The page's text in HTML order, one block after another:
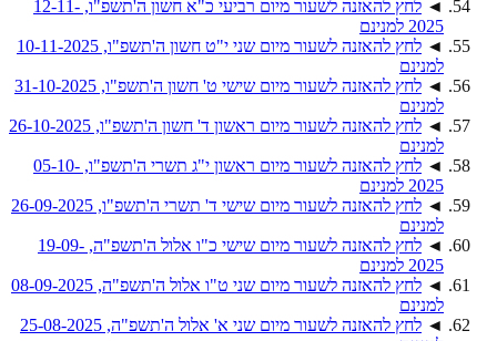
◄
לחץ להאזנה לשעור מיום רביעי כ"א חשון ה'תשפ"ו, 12-11-
2025 למנינם
◄
לחץ להאזנה לשעור מיום שני י"ט חשון ה'תשפ"ו, 10-11-2025
למנינם
◄
לחץ להאזנה לשעור מיום שישי ט' חשון ה'תשפ"ו, 31-10-2025
למנינם
◄
לחץ להאזנה לשעור מיום ראשון ד' חשון ה'תשפ"ו, 26-10-2025
למנינם
◄
לחץ להאזנה לשעור מיום ראשון י"ג תשרי ה'תשפ"ו, 05-10-
2025 למנינם
◄
לחץ להאזנה לשעור מיום שישי ד' תשרי ה'תשפ"ו, 26-09-2025
למנינם
◄
לחץ להאזנה לשעור מיום שישי כ"ו אלול ה'תשפ"ה, 19-09-
2025 למנינם
◄
לחץ להאזנה לשעור מיום שני ט"ו אלול ה'תשפ"ה, 08-09-2025
למנינם
◄
לחץ להאזנה לשעור מיום שני א' אלול ה'תשפ"ה, 25-08-2025